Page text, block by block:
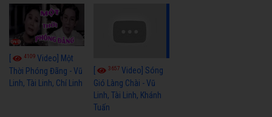
4109 Video] Một
Thời Phóng Đãng - Vũ
Linh, Tài Linh, Chí Linh
3657Video] Sóng
Gió Làng Chài - Vũ
Linh, Tài Linh, Khánh
Tuấn